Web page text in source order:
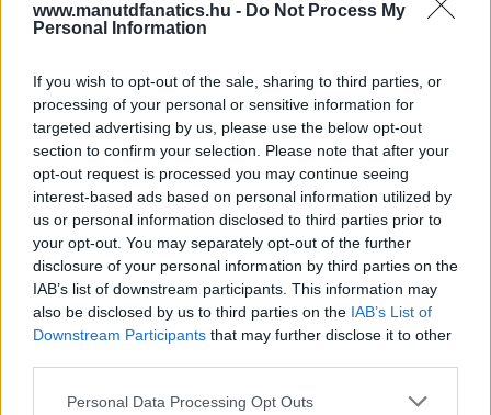
www.manutdfanatics.hu - Do Not Process My
Personal Information
If you wish to opt-out of the sale, sharing to third parties, or
processing of your personal or sensitive information for
targeted advertising by us, please use the below opt-out
section to confirm your selection. Please note that after your
opt-out request is processed you may continue seeing
interest-based ads based on personal information utilized by
us or personal information disclosed to third parties prior to
your opt-out. You may separately opt-out of the further
disclosure of your personal information by third parties on the
IAB’s list of downstream participants. This information may
also be disclosed by us to third parties on the IAB’s List of
Downstream Participants that may further disclose it to other
Please note that this website/app uses one or more Google
Personal Data Processing Opt Outs